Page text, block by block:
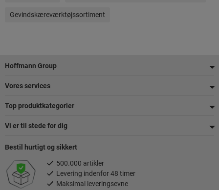
Gevindskæreværktøjssortiment
Footer
Hoffmann Group
Vores services
Top produktkategorier
Vi er til stede for dig
Bestil hurtigt og sikkert
500.000 artikler
Levering indenfor 48 timer
Maksimal leveringsevne